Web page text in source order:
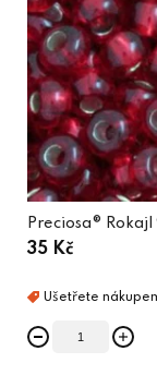
Preciosa®
35 Kč